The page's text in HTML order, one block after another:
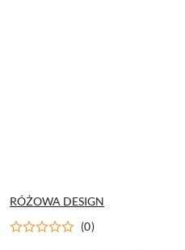
NAZWA
PRODUCENTA:
RÓŻOWA DESIGN
(0)